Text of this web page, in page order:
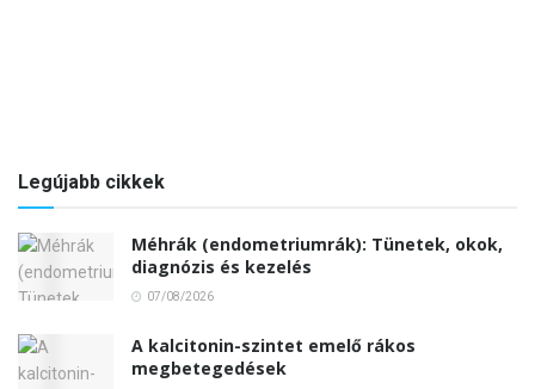
Legújabb cikkek
Méhrák (endometriumrák): Tünetek, okok,
diagnózis és kezelés
07/08/2026
A kalcitonin-szintet emelő rákos
megbetegedések